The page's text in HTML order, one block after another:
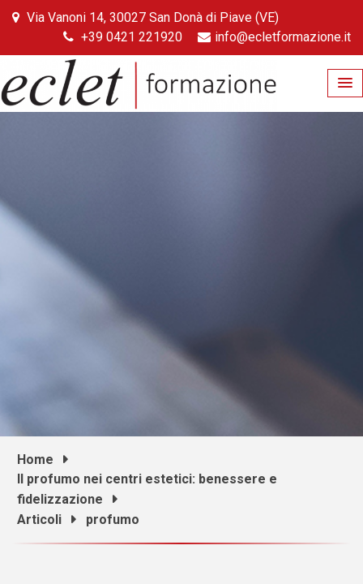
Skip
Via Vanoni 14, 30027 San Donà di Piave (VE)
+39 0421 221920
info@ecletformazione.it
Home
Il profumo nei centri estetici: benessere e
fidelizzazione
Articoli
profumo